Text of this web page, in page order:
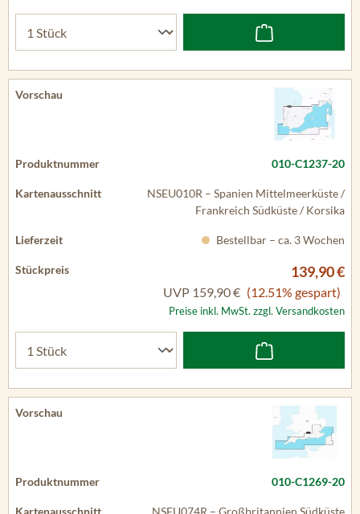
010-C1237-20
NSEU010R – Spanien Mittelmeerküste /
Frankreich Südküste / Korsika
Bestellbar – ca. 3 Wochen
139,90 €
UVP 159,90 € (12.51% gespart)
Preise inkl. MwSt. zzgl. Versandkosten
010-C1269-20
NSEU074R – Großbritannien Südküste